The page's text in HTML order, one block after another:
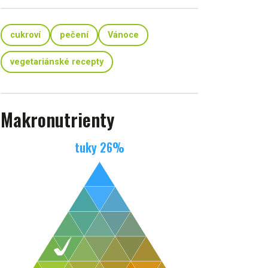
cukroví pečení Vánoce
vegetariánské recepty
Makronutrienty
tuky 26%